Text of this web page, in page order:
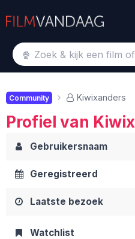
Community Kiwixanders
Profiel van
Gebruikersnaam
Geregistreerd
Laatste bezoek
Watchlist